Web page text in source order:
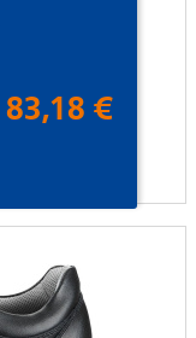
83,18 €